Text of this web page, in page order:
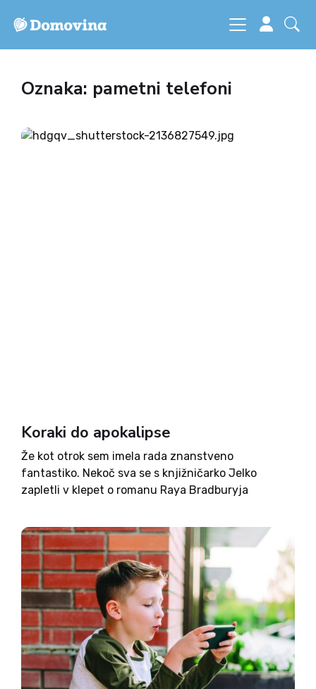
Oznaka: pametni telefoni
Koraki do apokalipse
Že kot otrok sem imela rada znanstveno
fantastiko. Nekoč sva se s knjižničarko Jelko
zapletli v klepet o romanu Raya Bradburyja
se je nagnila čez mizo in mi rekla: »Veš, lahko...